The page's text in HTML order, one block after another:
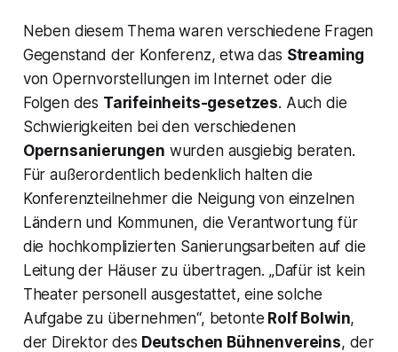
Neben diesem Thema waren verschiedene Fragen
Gegenstand der Konferenz, etwa das Streaming
von Opernvorstellungen im Internet oder die
Folgen des Tarifeinheits-gesetzes. Auch die
Schwierigkeiten bei den verschiedenen
Opernsanierungen wurden ausgiebig beraten.
Für außerordentlich bedenklich halten die
Konferenzteilnehmer die Neigung von einzelnen
Ländern und Kommunen, die Verantwortung für
die hochkomplizierten Sanierungsarbeiten auf die
Leitung der Häuser zu übertragen. „Dafür ist kein
Theater personell ausgestattet, eine solche
Aufgabe zu übernehmen“, betonte Rolf Bolwin,
der Direktor des Deutschen Bühnenvereins, der